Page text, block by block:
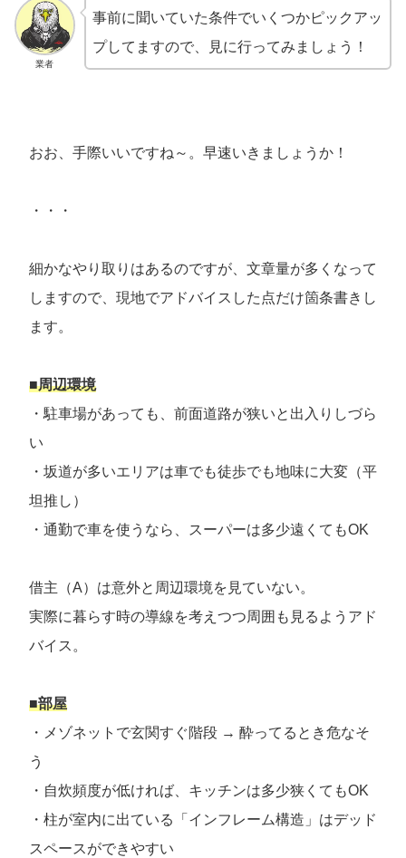
業者
事前に聞いていた条件でいくつかピックアッ
プしてますので、見に行ってみましょう！
おお、手際いいですね～。早速いきましょうか！
・・・
細かなやり取りはあるのですが、文章量が多くなって
しますので、現地でアドバイスした点だけ箇条書きし
ます。
■周辺環境
・駐車場があっても、前面道路が狭いと出入りしづら
い
・坂道が多いエリアは車でも徒歩でも地味に大変（平
坦推し）
・通勤で車を使うなら、スーパーは多少遠くてもOK
借主（A）は意外と周辺環境を見ていない。
実際に暮らす時の導線を考えつつ周囲も見るようアド
バイス。
■部屋
・メゾネットで玄関すぐ階段 → 酔ってるとき危なそ
う
・自炊頻度が低ければ、キッチンは多少狭くてもOK
・柱が室内に出ている「インフレーム構造」はデッド
スペースができやすい